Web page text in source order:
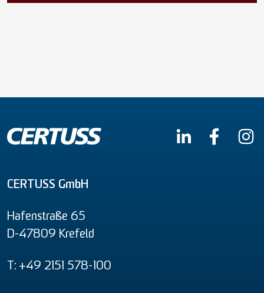
CERTUSS GmbH
Hafenstraße 65
D-47809 Krefeld
T: +49 2151 578-100